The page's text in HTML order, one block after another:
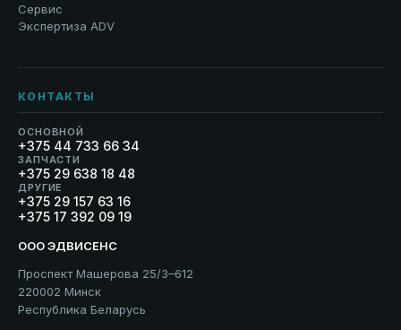
Сервис
Экспертиза ADV
КОНТАКТЫ
ОСНОВНОЙ
+375 44 733 66 34
ЗАПЧАСТИ
+375 29 638 18 48
ДРУГИЕ
+375 29 157 63 16
+375 17 392 09 19
ООО ЭДВИСЕНС
Проспект Машерова 25/3–612
220002 Минск
Республика Беларусь